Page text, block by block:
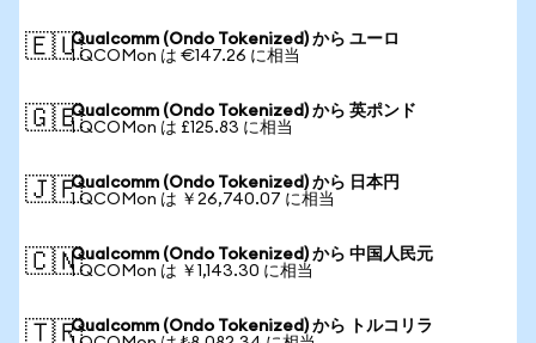
🇪🇺Qualcomm (Ondo Tokenized) から ユーロ
1 QCOMon は €147.26 に相当
🇬🇧Qualcomm (Ondo Tokenized) から 英ポンド
1 QCOMon は £125.83 に相当
🇯🇵Qualcomm (Ondo Tokenized) から 日本円
1 QCOMon は ￥26,740.07 に相当
🇨🇳Qualcomm (Ondo Tokenized) から 中国人民元
1 QCOMon は ￥1,143.30 に相当
🇹🇷Qualcomm (Ondo Tokenized) から トルコリラ